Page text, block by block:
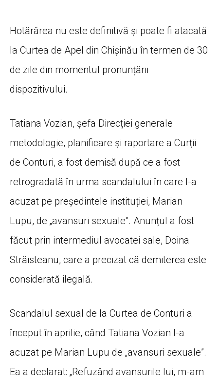
Hotărârea nu este definitivă și poate fi atacată
la Curtea de Apel din Chișinău în termen de 30
de zile din momentul pronunțării
dispozitivului.
Tatiana Vozian, șefa Direcției generale
metodologie, planificare și raportare a Curții
de Conturi, a fost demisă după ce a fost
retrogradată în urma scandalului în care l-a
acuzat pe președintele instituției, Marian
Lupu, de „avansuri sexuale”. Anunțul a fost
făcut prin intermediul avocatei sale, Doina
Străisteanu, care a precizat că demiterea este
considerată ilegală.
Scandalul sexual de la Curtea de Conturi a
început în aprilie, când Tatiana Vozian l-a
acuzat pe Marian Lupu de „avansuri sexuale”.
Ea a declarat: „Refuzând avansurile lui, m-am